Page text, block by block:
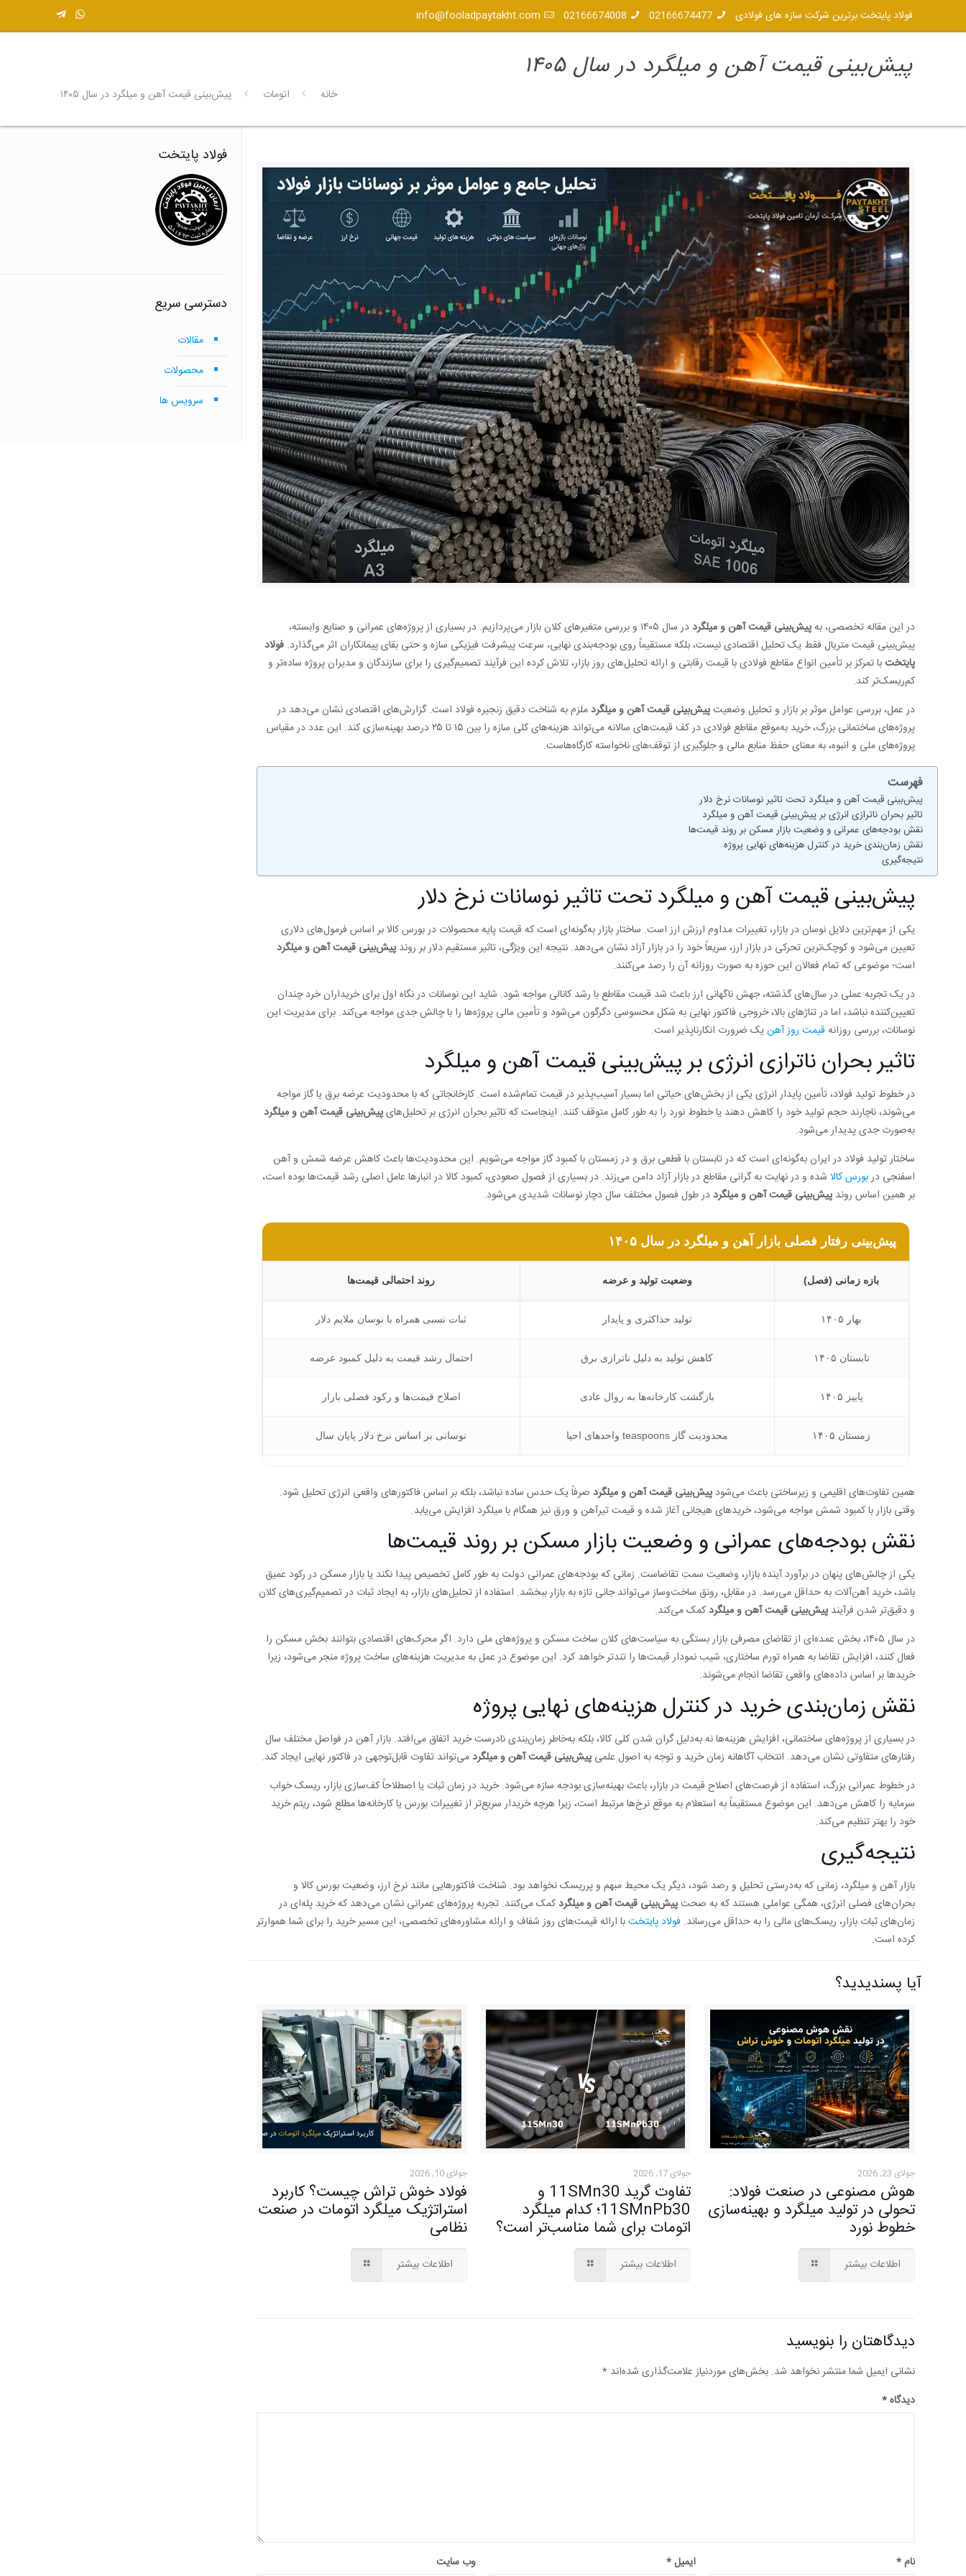
فولاد پایتخت برترین شرکت سازه های فولادی 02166674477
02166674008
info@fooladpaytakht.com
پیش‌بینی قیمت آهن و میلگرد در سال ۱۴۰۵
خانه اتومات پیش‌بینی قیمت آهن و میلگرد در سال ۱۴۰۵
در این مقاله تخصصی، بهپیش‌بینی قیمت آهن و میلگرد
در سال ۱۴۰۵ و بررسی متغیرهای کلان بازار می‌پردازیم. در بسیاری از پروژه‌های عمرانی و صنایع وابسته،
پیش‌بینی قیمت متریال فقط یک تحلیل اقتصادی نیست، بلکه مستقیماً روی بودجه‌بندی نهایی، سرعت پیشرفت فیزیکی سازه و حتی بقای پیمانکاران اثر می‌گذارد.فولاد
پایتختبا تمرکز بر تأمین انواع مقاطع فولادی با قیمت رقابتی و ارائه تحلیل‌های روز بازار، تلاش کرده این فرآیند تصمیم‌گیری را برای سازندگان و مدیران پروژه ساده‌تر و
کم‌ریسک‌تر کند.
در عمل، بررسی عوامل موثر بر بازار و تحلیل وضعیتپیش‌بینی قیمت آهن و میلگردملزم به شناخت دقیق زنجیره فولاد است. گزارش‌های اقتصادی نشان می‌دهد در
پروژه‌های ساختمانی بزرگ، خرید به‌موقع مقاطع فولادی در کف قیمت‌های سالانه می‌تواند هزینه‌های کلی سازه را بین ۱۵ تا ۲۵ درصد بهینه‌سازی کند. این عدد در مقیاس
پروژه‌های ملی و انبوه، به معنای حفظ منابع مالی و جلوگیری از توقف‌های ناخواسته کارگاه‌هاست.
فهرست
پیش‌بینی قیمت آهن و میلگرد تحت تاثیر نوسانات نرخ دلار
تاثیر بحران ناترازی انرژی بر پیش‌بینی قیمت آهن و میلگرد
نقش بودجه‌های عمرانی و وضعیت بازار مسکن بر روند قیمت‌ها
نقش زمان‌بندی خرید در کنترل هزینه‌های نهایی پروژه
نتیجه‌گیری
پیش‌بینی قیمت آهن و میلگرد تحت تاثیر نوسانات نرخ دلار
یکی از مهم‌ترین دلایل نوسان در بازار، تغییرات مداوم ارزش ارز است. ساختار بازار به‌گونه‌ای است که قیمت پایه محصولات در بورس کالا بر اساس فرمول‌های دلاری
تعیین می‌شود و کوچک‌ترین تحرکی در بازار ارز، سریعاً خود را در بازار آزاد نشان می‌دهد. نتیجه این ویژگی، تاثیر مستقیم دلار بر روندپیش‌بینی قیمت آهن و میلگرد
است؛ موضوعی که تمام فعالان این حوزه به صورت روزانه آن را رصد می‌کنند.
در یک تجربه عملی در سال‌های گذشته، جهش ناگهانی ارز باعث شد قیمت مقاطع با رشد کانالی مواجه شود. شاید این نوسانات در نگاه اول برای خریداران خرد چندان
تعیین‌کننده نباشد، اما در تناژهای بالا، خروجی فاکتور نهایی به شکل محسوسی دگرگون می‌شود و تأمین مالی پروژه‌ها را با چالش جدی مواجه می‌کند. برای مدیریت این
نوسانات، بررسی روزانه قیمت روز آهنیک ضرورت انکارناپذیر است.
تاثیر بحران ناترازی انرژی بر پیش‌بینی قیمت آهن و میلگرد
در خطوط تولید فولاد، تأمین پایدار انرژی یکی از بخش‌های حیاتی اما بسیار آسیب‌پذیر در قیمت تمام‌شده است. کارخانجاتی که با محدودیت عرضه برق یا گاز مواجه
می‌شوند، ناچارند حجم تولید خود را کاهش دهند یا خطوط نورد را به طور کامل متوقف کنند. اینجاست که تاثیر بحران انرژی بر تحلیل‌هایپیش‌بینی قیمت آهن و میلگرد
به‌صورت جدی پدیدار می‌شود.
ساختار تولید فولاد در ایران به‌گونه‌ای است که در تابستان با قطعی برق و در زمستان با کمبود گاز مواجه می‌شویم. این محدودیت‌ها باعث کاهش عرضه شمش و آهن
اسفنجی دربورس کالا شده و در نهایت به گرانی مقاطع در بازار آزاد دامن می‌زند. در بسیاری از فصول صعودی، کمبود کالا در انبارها عامل اصلی رشد قیمت‌ها بوده است،
بر همین اساس روندپیش‌بینی قیمت آهن و میلگرددر طول فصول مختلف سال دچار نوسانات شدیدی می‌شود.
پیش‌بینی رفتار فصلی بازار آهن و میلگرد در سال ۱۴۰۵
بازه زمانی (فصل) وضعیت تولید و عرضه روند احتمالی قیمت‌ها
بهار ۱۴۰۵ تولید حداکثری و پایدار ثبات نسبی همراه با نوسان ملایم دلار
تابستان ۱۴۰۵ کاهش تولید به دلیل ناترازی برق احتمال رشد قیمت به دلیل کمبود عرضه
پاییز ۱۴۰۵ بازگشت کارخانه‌ها به روال عادی اصلاح قیمت‌ها و رکود فصلی بازار
زمستان ۱۴۰۵ محدودیت گاز teaspoons واحدهای احیا نوسانی بر اساس نرخ دلار پایان سال
همین تفاوت‌های اقلیمی و زیرساختی باعث می‌شودپیش‌بینی قیمت آهن و میلگرد صرفاً یک حدس ساده نباشد، بلکه بر اساس فاکتورهای واقعی انرژی تحلیل شود.
وقتی بازار با کمبود شمش مواجه می‌شود، خریدهای هیجانی آغاز شده و قیمت تیرآهن و ورق نیز همگام با میلگرد افزایش می‌یابد.
نقش بودجه‌های عمرانی و وضعیت بازار مسکن بر روند قیمت‌ها
یکی از چالش‌های پنهان در برآورد آینده بازار، وضعیت سمتِ تقاضاست. زمانی که بودجه‌های عمرانی دولت به طور کامل تخصیص پیدا نکند یا بازار مسکن در رکود عمیق
باشد، خرید آهن‌آلات به حداقل می‌رسد. در مقابل، رونق ساخت‌وساز می‌تواند جانی تازه به بازار ببخشد. استفاده از تحلیل‌های بازار، به ایجاد ثبات در تصمیم‌گیری‌های کلان
و دقیق‌تر شدن فرآیندپیش‌بینی قیمت آهن و میلگردکمک می‌کند.
در سال ۱۴۰۵، بخش عمده‌ای از تقاضای مصرفی بازار بستگی به سیاست‌های کلان ساخت مسکن و پروژه‌های ملی دارد. اگر محرک‌های اقتصادی بتوانند بخش مسکن را
فعال کنند، افزایش تقاضا به همراه تورم ساختاری، شیب نمودار قیمت‌ها را تندتر خواهد کرد. این موضوع در عمل به مدیریت هزینه‌های ساخت پروژه منجر می‌شود، زیرا
خریدها بر اساس داده‌های واقعی تقاضا انجام می‌شوند.
نقش زمان‌بندی خرید در کنترل هزینه‌های نهایی پروژه
در بسیاری از پروژه‌های ساختمانی، افزایش هزینه‌ها نه به‌دلیل گران شدن کلی کالا، بلکه به‌خاطر زمان‌بندی نادرست خرید اتفاق می‌افتد. بازار آهن در فواصل مختلف سال
رفتارهای متفاوتی نشان می‌دهد. انتخاب آگاهانه زمان خرید و توجه به اصول علمیپیش‌بینی قیمت آهن و میلگردمی‌تواند تفاوت قابل‌توجهی در فاکتور نهایی ایجاد کند.
در خطوط عمرانی بزرگ، استفاده از فرصت‌های اصلاح قیمت در بازار، باعث بهینه‌سازی بودجه سازه می‌شود. خرید در زمان ثبات یا اصطلاحاً کف‌سازی بازار، ریسک خواب
سرمایه را کاهش می‌دهد. این موضوع مستقیماً به استعلام به موقع نرخ‌ها مرتبط است، زیرا هرچه خریدار سریع‌تر از تغییرات بورس یا کارخانه‌ها مطلع شود، ریتم خرید
خود را بهتر تنظیم می‌کند.
نتیجه‌گیری
بازار آهن و میلگرد، زمانی که به‌درستی تحلیل و رصد شود، دیگر یک محیط مبهم و پرریسک نخواهد بود. شناخت فاکتورهایی مانند نرخ ارز، وضعیت بورس کالا و
بحران‌های فصلی انرژی، همگی عواملی هستند که به صحتپیش‌بینی قیمت آهن و میلگردکمک می‌کنند. تجربه پروژه‌های عمرانی نشان می‌دهد که خرید پله‌ای در
زمان‌های ثبات بازار، ریسک‌های مالی را به حداقل می‌رساند. فولاد پایتختبا ارائه قیمت‌های روز شفاف و ارائه مشاوره‌های تخصصی، این مسیر خرید را برای شما هموارتر
کرده است.
آیا پسندیدید؟
جولای 23, 2026
هوش مصنوعی در صنعت فولاد:
تحولی در تولید میلگرد و بهینه‌سازی
خطوط نورد
اطلاعات بیشتر
جولای 17, 2026
تفاوت گرید 11SMn30 و
11SMnPb30؛ کدام میلگرد
اتومات برای شما مناسب‌تر است؟
اطلاعات بیشتر
جولای 10, 2026
فولاد خوش تراش چیست؟ کاربرد
استراتژیک میلگرد اتومات در صنعت
نظامی
اطلاعات بیشتر
دیدگاهتان را بنویسید
نشانی ایمیل شما منتشر نخواهد شد. بخش‌های موردنیاز علامت‌گذاری شده‌اند*
دیدگاه*
نام* ایمیل* وب‌ سایت
فولاد پایتخت
دسترسی سریع
مقالات
محصولات
سرویس ها